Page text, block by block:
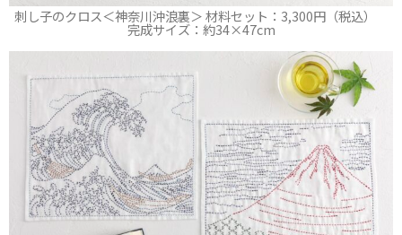
刺し子のクロス＜神奈川沖浪裏＞ 材料セット：3,300円（税込）
完成サイズ：約34×47cm